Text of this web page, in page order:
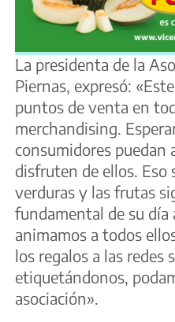
La presidenta de la
Piernas, expresó:
puntos de venta en
merchandising.
consumidores puedan
disfruten de ellos. Eso
verduras y las frutas
fundamental de su día
animamos a todos
los regalos a las redes
etiquetándonos,
asociación».